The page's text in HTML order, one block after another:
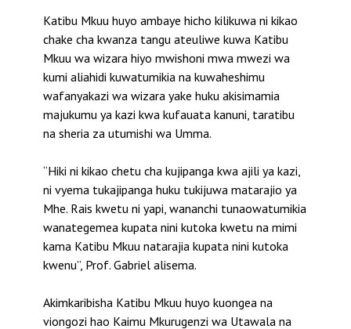
Katibu Mkuu huyo ambaye hicho kilikuwa ni kikao
chake cha kwanza tangu ateuliwe kuwa Katibu
Mkuu wa wizara hiyo mwishoni mwa mwezi wa
kumi aliahidi kuwatumikia na kuwaheshimu
wafanyakazi wa wizara yake huku akisimamia
majukumu ya kazi kwa kufauata kanuni, taratibu
na sheria za utumishi wa Umma.
“Hiki ni kikao chetu cha kujipanga kwa ajili ya kazi,
ni vyema tukajipanga huku tukijuwa matarajio ya
Mhe. Rais kwetu ni yapi, wananchi tunaowatumikia
wanategemea kupata nini kutoka kwetu na mimi
kama Katibu Mkuu natarajia kupata nini kutoka
kwenu”, Prof. Gabriel alisema.
Akimkaribisha Katibu Mkuu huyo kuongea na
viongozi hao Kaimu Mkurugenzi wa Utawala na